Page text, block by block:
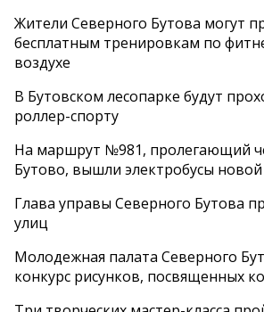
Жители Северного Бутова могут
бесплатным тренировкам по
воздухе
В Бутовском лесопарке будут
роллер-спорту
На маршрут №981, пролегающий
Бутово, вышли электробусы
Глава управы Северного Бутова
улиц
Молодежная палата Северного
конкурс рисунков, посвященных